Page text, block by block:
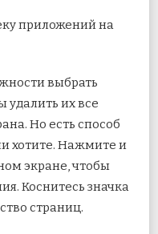
выбрать
удалить их все
Но есть способ
хотите. Нажмите и
экране, чтобы
Коснитесь значка
страниц.